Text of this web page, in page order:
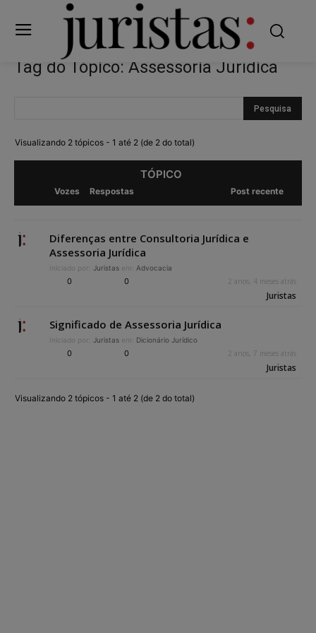
Tag do Tópico: Assessoria Jurídica
Visualizando 2 tópicos - 1 até 2 (de 2 do total)
TÓPICO
Vozes Respostas Post recente
Diferenças entre Consultoria Jurídica e
Assessoria Jurídica
Iniciado por: Juristas em: Advocacia
0 0 2 anos, 4 meses atrás
Juristas
Significado de Assessoria Jurídica
Iniciado por: Juristas em: Dicionário Jurídico
0 0 2 anos, 7 meses atrás
Juristas
Visualizando 2 tópicos - 1 até 2 (de 2 do total)